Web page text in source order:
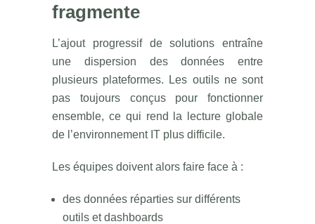
fragmente
L’ajout progressif de solutions entraîne
une dispersion des données entre
plusieurs plateformes. Les outils ne sont
pas toujours conçus pour fonctionner
ensemble, ce qui rend la lecture globale
de l’environnement IT plus difficile.
Les équipes doivent alors faire face à :
des données réparties sur différents
outils et dashboards